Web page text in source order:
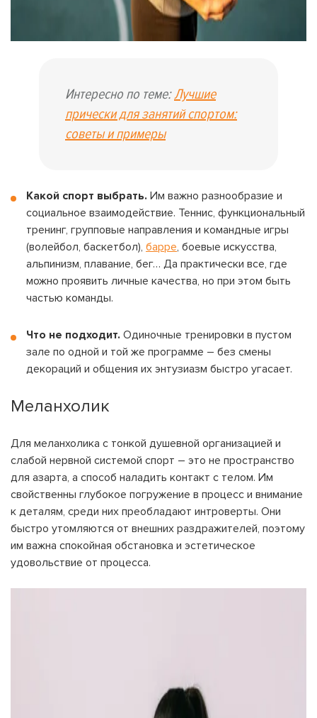
Интересно по теме:Лучшие
прически для занятий спортом:
советы и примеры
Какой спорт выбрать. Им важно разнообразие и
социальное взаимодействие. Теннис, функциональный
тренинг, групповые направления и командные игры
(волейбол, баскетбол), барре, боевые искусства,
альпинизм, плавание, бег… Да практически все, где
можно проявить личные качества, но при этом быть
частью команды.
Что не подходит. Одиночные тренировки в пустом
зале по одной и той же программе – без смены
декораций и общения их энтузиазм быстро угасает.
Меланхолик
Для меланхолика с тонкой душевной организацией и
слабой нервной системой спорт – это не пространство
для азарта, а способ наладить контакт с телом. Им
свойственны глубокое погружение в процесс и внимание
к деталям, среди них преобладают интроверты. Они
быстро утомляются от внешних раздражителей, поэтому
им важна спокойная обстановка и эстетическое
удовольствие от процесса.